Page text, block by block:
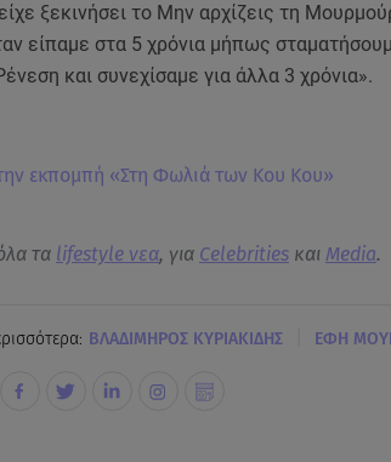
ξεκινήσει το Μην αρχίζεις τη
είπαμε στα 5 χρόνια μήπως
και συνεχίσαμε για άλλα 3 χρόνια».
εκπομπή «Στη Φωλιά των Κου Κου»
τα lifestyle νεα, για Celebritiesκαι Media.
ΒΛΑΔΙΜΗΡΟΣ ΚΥΡΙΑΚΙΔΗΣ ΕΦΗ